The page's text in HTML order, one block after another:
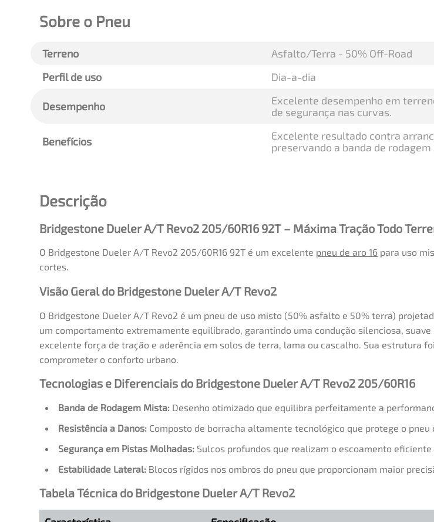
Sobre o Pneu
Terreno
Asfalto/Terra - 50% Off-Road
Perfil de uso
Dia-a-dia
Desempenho
Excelente desempenho em
de segurança nas curvas.
Benefícios
Excelente resultado contra
preservando a banda de rodagem
Descrição
Bridgestone Dueler A/T Revo2 205/60R16 92T – Máxima Tração Todo
O Bridgestone Dueler A/T Revo2 205/60R16 92T é um excelente pneu de aro 16 para uso
cortes.
Visão Geral do Bridgestone Dueler A/T Revo2
O Bridgestone Dueler A/T Revo2 é um pneu de uso misto (50% asfalto e 50% terra)
um comportamento extremamente equilibrado, garantindo uma condução silenciosa,
excelente força de tração e aderência em solos de terra, lama ou cascalho. Sua estrutura
comprometer o conforto urbano.
Tecnologias e Diferenciais do Bridgestone Dueler A/T Revo2 205/60R16
Banda de Rodagem Mista: Desenho otimizado que equilibra perfeitamente a
Resistência a Danos: Composto de borracha altamente tecnológico que protege o
Segurança em Pistas Molhadas: Sulcos profundos que realizam o escoamento
Estabilidade Lateral: Blocos rígidos nos ombros do pneu que proporcionam maior
Tabela Técnica do Bridgestone Dueler A/T Revo2